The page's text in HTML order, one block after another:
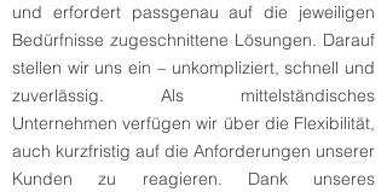
und erfordert passgenau auf die jeweiligen
Bedürfnisse zugeschnittene Lösungen. Darauf
stellen wir uns ein – unkompliziert, schnell und
zuverlässig. Als mittelständisches
Unternehmen verfügen wir über die Flexibilität,
auch kurzfristig auf die Anforderungen unserer
Kunden zu reagieren. Dank unseres